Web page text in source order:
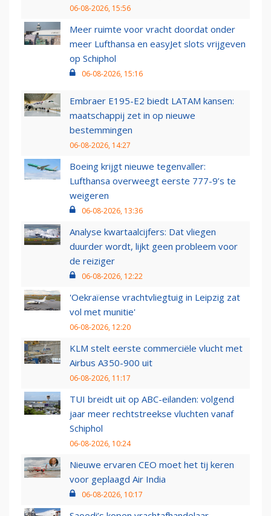
06-08-2026, 15:56
Meer ruimte voor vracht doordat onder
meer Lufthansa en easyJet slots vrijgeven
op Schiphol
06-08-2026, 15:16
Embraer E195-E2 biedt LATAM kansen:
maatschappij zet in op nieuwe
bestemmingen
06-08-2026, 14:27
Boeing krijgt nieuwe tegenvaller:
Lufthansa overweegt eerste 777-9’s te
weigeren
06-08-2026, 13:36
Analyse kwartaalcijfers: Dat vliegen
duurder wordt, lijkt geen probleem voor
de reiziger
06-08-2026, 12:22
'Oekraïense vrachtvliegtuig in Leipzig zat
vol met munitie'
06-08-2026, 12:20
KLM stelt eerste commerciële vlucht met
Airbus A350-900 uit
06-08-2026, 11:17
TUI breidt uit op ABC-eilanden: volgend
jaar meer rechtstreekse vluchten vanaf
Schiphol
06-08-2026, 10:24
Nieuwe ervaren CEO moet het tij keren
voor geplaagd Air India
06-08-2026, 10:17